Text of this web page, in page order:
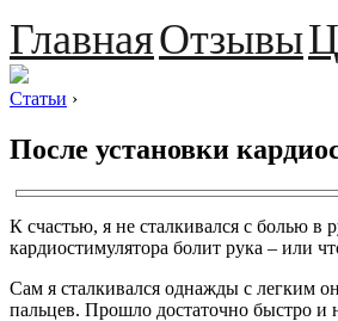
ГлавнаяОтзывы
Статьи ›
После установки
К счастью, я не сталкивался с болью в
кардиостимулятора болит рука – или
Сам я сталкивался однажды с легким
пальцев. Прошло достаточно быстро и